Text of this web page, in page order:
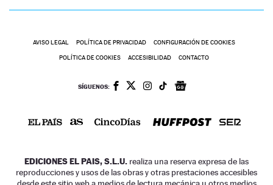
AVISO LEGAL POLÍTICA DE PRIVACIDAD CONFIGURACIÓN DE COOKIES
POLÍTICA DE COOKIES ACCESIBILIDAD CONTACTO
SÍGUENOS:
EDICIONES EL PAIS, S.L.U. realiza una reserva expresa de las
reproducciones y usos de las obras y otras prestaciones accesibles
desde este sitio web a medios de lectura mecánica u otros medios